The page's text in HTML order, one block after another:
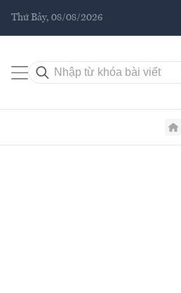
Thứ Bảy, 08/08/2026